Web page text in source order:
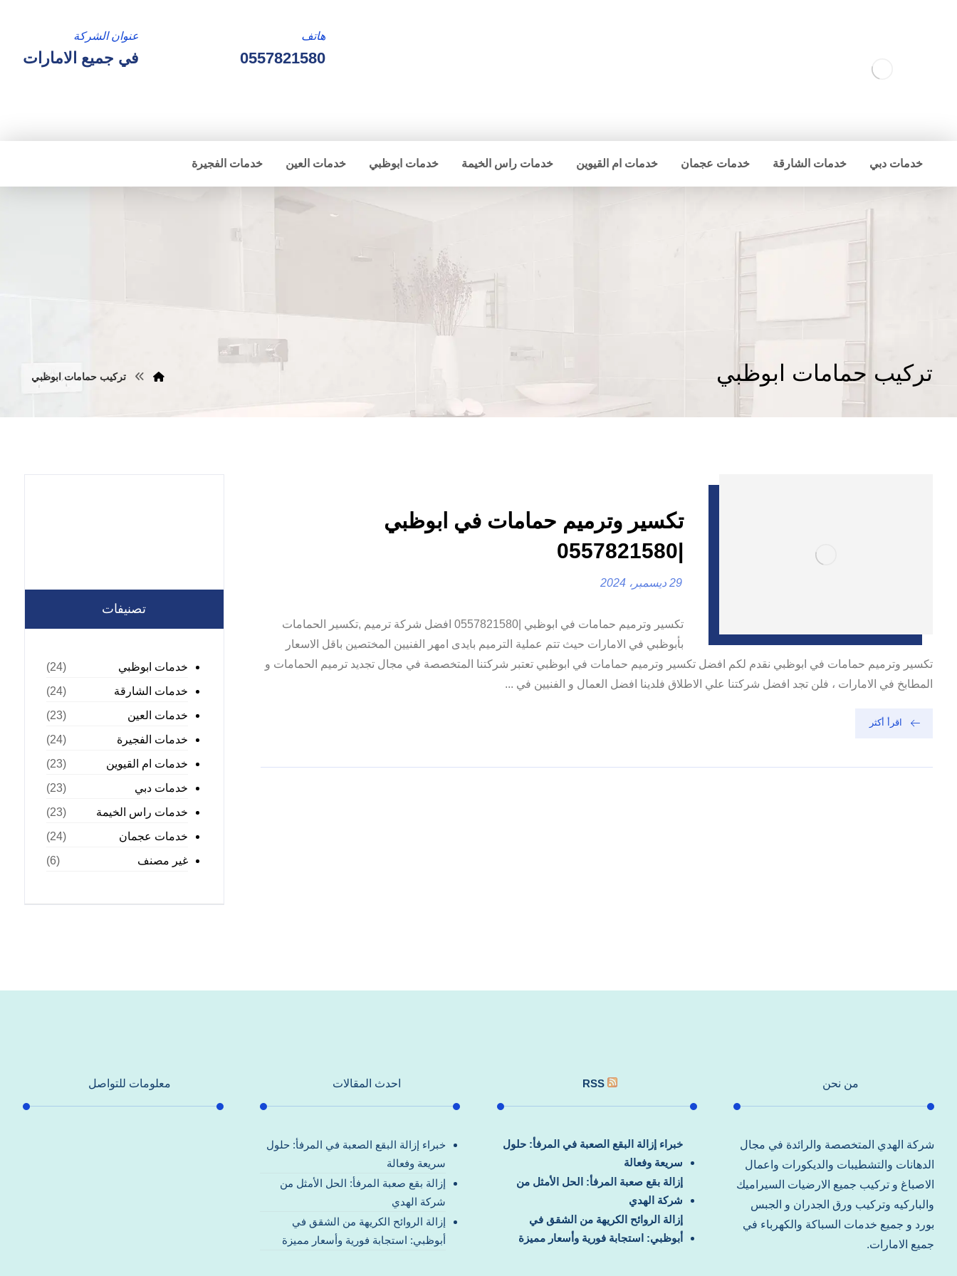
عنوان الشركة
في جميع الامارات
هاتف
0557821580
خدمات دبي خدمات الشارقة خدمات عجمان خدمات ام القيوين خدمات راس الخيمة خدمات ابوظبي خدمات العين خدمات الفجيرة
تركيب حمامات ابوظبي تركيب حمامات ابوظبي
تكسير وترميم حمامات في ابوظبي
|0557821580
29 ديسمبر، 2024
تكسير وترميم حمامات في ابوظبي |0557821580 افضل شركة ترميم ,تكسير الحمامات
بأبوظبي في الامارات حيث تتم عملية الترميم بايدى امهر الفنيين المختصين باقل الاسعار
تكسير وترميم حمامات في ابوظبي نقدم لكم افضل تكسير وترميم حمامات في ابوظبي تعتبر شركتنا المتخصصة في مجال تجديد ترميم الحمامات و
المطابخ في الامارات ، فلن تجد افضل شركتنا علي الاطلاق فلدينا افضل العمال و الفنيين في ...
اقرأ أكثر
تصنيفات
خدمات ابوظبي
(24)
خدمات الشارقة
(24)
خدمات العين
(23)
خدمات الفجيرة
(24)
خدمات ام القيوين
(23)
خدمات دبي
(23)
خدمات راس الخيمة
(23)
خدمات عجمان
(24)
غير مصنف
(6)
من نحن
شركة الهدي المتخصصة والرائدة في مجال
الدهانات والتشطيبات والديكورات واعمال
الاصباغ و تركيب جميع الارضيات السيراميك
والباركيه وتركيب ورق الجدران و الجبس
بورد و جميع خدمات السباكة والكهرباء في
جميع الامارات.
RSS
خبراء إزالة البقع الصعبة في المرفأ: حلول
سريعة وفعالة
إزالة بقع صعبة المرفأ: الحل الأمثل من
شركة الهدي
إزالة الروائح الكريهة من الشقق في
أبوظبي: استجابة فورية وأسعار مميزة
احدث المقالات
خبراء إزالة البقع الصعبة في المرفأ: حلول
سريعة وفعالة
إزالة بقع صعبة المرفأ: الحل الأمثل من
شركة الهدي
إزالة الروائح الكريهة من الشقق في
أبوظبي: استجابة فورية وأسعار مميزة
معلومات للتواصل